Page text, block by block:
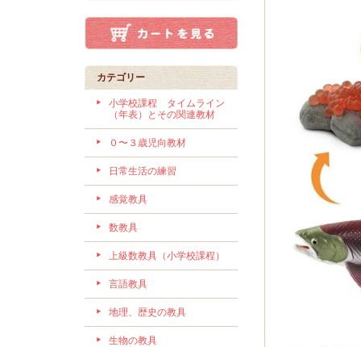
カテゴリー
小学校課程 タイムライン
（年表）とその関連教材
０〜３歳児向教材
日常生活の練習
感覚教具
数教具
上級数教具（小学校課程）
言語教具
地理、歴史の教具
生物の教具